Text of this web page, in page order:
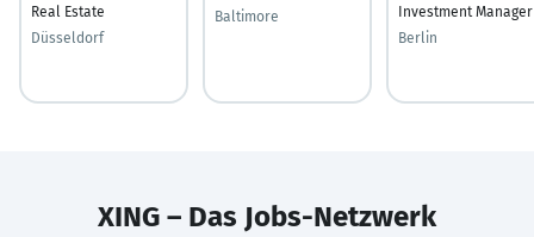
Real Estate
Düsseldorf
Baltimore
Investment Manager
Berlin
XING – Das Jobs-Netzwerk